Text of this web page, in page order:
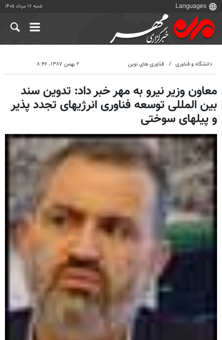
شنبه ۱۷ مرداد ۱۴۰۵
دانشگاه و فناوری فناوری های نوین ۲ بهمن ۱۳۸۷، ۸:۴۶
معاون وزیر نیرو به مهر خبر داد: تدوین سند
بین المللی توسعه فناوری انرژیهای تجدد پذیر
و پیلهای سوختی